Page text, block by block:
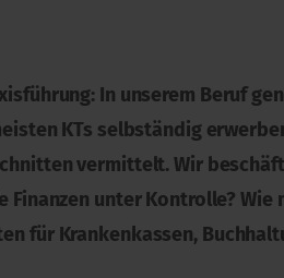
In unserem Beruf
KTs selbständig
vermittelt. Wir
unter Kontrolle?
für Krankenkassen,